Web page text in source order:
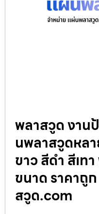
พลาสวูด งาน
นพลาสวูดหล
ขาว สีดำ สีเท
ขนาด ราคาถู
สวูด.com